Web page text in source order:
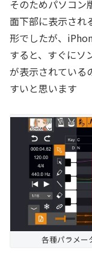
そのためパソコン
面下部に表示され
形でしたが、
すると、すぐにソ
が表示されている
すいと思います
各種パラメー